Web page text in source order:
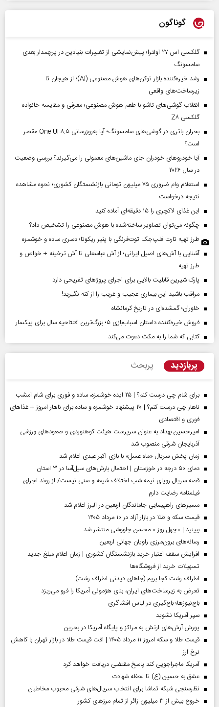
گوناگون
گلکسی اس ۲۷ اولترا؛ پیش‌نمایشی از تغییرات بنیادین در پرچمدار بعدی
سامسونگ
رشد خیره‌کننده بازار توکن‌های هوش مصنوعی (AI)؛ از هیجان تا
زیرساخت‌های واقعی
انقلاب گوشی‌های تاشو‌ با طعم هوش مصنوعی؛ معرفی و مقایسه خانواده
گلکسی Z۸
بحران باتری در گوشی‌های سامسونگ؛ آیا به‌روزرسانی One UI ۸.۵ مقصر
است؟
آیا خودروهای خودران جای ماشین‌های معمولی را می‌گیرند؟ بررسی وضعیت
در سال ۲۰۲۶
استعلام وام ضروری ۷۵ میلیون تومانی بازنشستگان کشوری؛ نحوه مشاهده
نتیجه درخواست
این غذای لاکچری را ۱۵ دقیقه‌ای آماده کنید
چگونه می‌توان تصاویر ساخته‌شده با هوش مصنوعی را تشخیص داد؟
طرز تهیه تارت فلپ‌جک توت‌فرنگی با پنیر ریکوتا؛ دسری ساده و خوشمزه
آشنایی با آش‌های اصیل ایرانی؛ از آش عباسعلی تا آش ترخینه + خواص و
طرز تهیه
پارک شیرین قابلیت‌ بالایی برای اجرای پروژهای تفریحی دارد
مراقب باشید این بیماری عجیب و غریب را از کنه نگیرید!
خاوران؛ گمشده‌ای در تاریخ کرمانشاه
فروش خیره‌کننده داستان اسباب‌بازی ۵؛ بزرگ‌ترین افتتاحیه سال برای پیکسار
کتابی که شما را به مکث دعوت می‌کند
پربازدید پربحث
برای شام چی درست کنم؟ | ۲۵ ایده خوشمزه، ساده و فوری برای شام امشب
ناهار چی درست کنم؟ | ۲۰ پیشنهاد خوشمزه و ساده برای ناهار امروز + غذاهای
فوری و اقتصادی
امیرحسین بهداد به عنوان سرپرست هیئت کوهنوردی و صعودهای ورزشی
آذربایجان شرقی منصوب شد
زمان پخش سریال «ماه عسل» با بازی اکبر عبدی اعلام شد
دمای ۵۰ درجه در خوزستان | احتمال بارش‌های سیل‌آسا در ۳ استان
قصه سریال رویای نیمه شب اختلاف شیعه و سنی نیست/ از روند اجرای
فیلمنامه رضایت دارم
مسیر‌های راهپیمایی جاماندگان اربعین در البرز اعلام شد
قیمت سکه و طلا در بازار آزاد در ۱۰ مرداد ۱۴۰۵
ببینید | «چهل روز » محسن چاووشی منتشر شد
رسانه‌های برون‌مرزی راویان جهانی اربعین
افزایش سقف اعتبار خرید بازنشستگان کشوری | زمان اعلام مبلغ جدید
تسهیلات خرید از فروشگاه‌ها
اطراف رشت کجا بریم (جاهای دیدنی اطراف رشت)
تعرض به زیرساخت‌های ایران، بنای هژمونی آمریکا را فرو می‌ریزد
باج‌نیوزها؛ باج‌گیری در لباس افشاگری
سپر آمریکا نشوید
یورش آرش‌های ارتش به مراکز و پایگاه‌ آمریکا در بحرین
قیمت طلا و سکه امروز ۱۱ مرداد ۱۴۰۵ | افت قیمت طلا در بازار تهران با کاهش
نرخ ارز
آمریکا ماجراجویی کند پاسخ مقتضی دریافت خواهد کرد
عشق به حسین (ع) تا لحظه شهادت
نظرسنجی شبکه تماشا برای انتخاب سریال‌های شرقی محبوب مخاطبان
خروج بیش از ۳ میلیون زائر از تمام مرز‌های کشور